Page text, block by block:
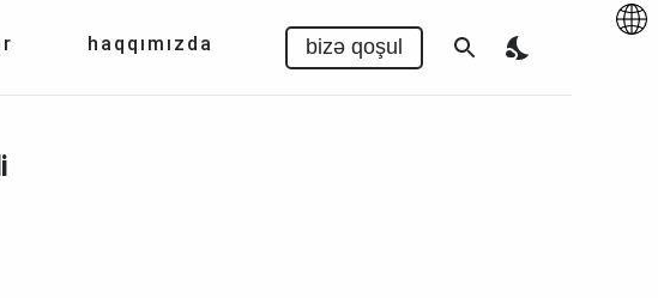
haqqımızda bizə qoşul